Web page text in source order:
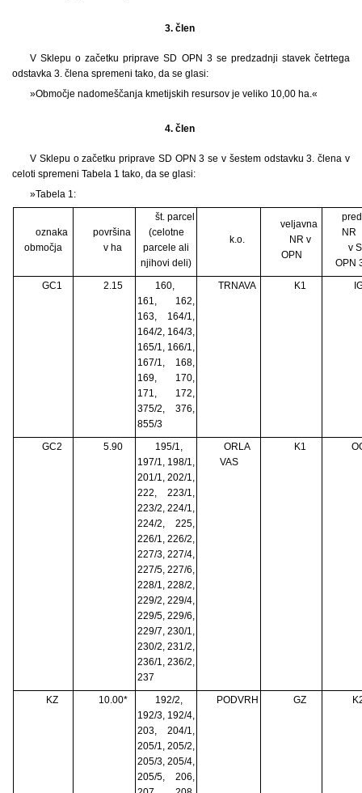
3. člen
V Sklepu o začetku priprave SD OPN 3 se predzadnji stavek četrtega
odstavka 3. člena spremeni tako, da se glasi:
»Območje nadomeščanja kmetijskih resursov je veliko 10,00 ha.«
4. člen
V Sklepu o začetku priprave SD OPN 3 se v šestem odstavku 3. člena v
celoti spremeni Tabela 1 tako, da se glasi:
»Tabela 1:
oznaka
območja
površina
v ha
št. parcel
(celotne
parcele ali
njihovi deli)
k.o.
veljavna
NR v
OPN
NR
v
OPN
GC1
2.15
160,
161, 162,
163, 164/1,
164/2, 164/3,
165/1, 166/1,
167/1, 168,
169, 170,
171, 172,
375/2, 376,
855/3
TRNAVA K1
GC2 5.90
195/1,
197/1, 198/1,
201/1, 202/1,
222, 223/1,
223/2, 224/1,
224/2, 225,
226/1, 226/2,
227/3, 227/4,
227/5, 227/6,
228/1, 228/2,
229/2, 229/4,
229/5, 229/6,
229/7, 230/1,
230/2, 231/2,
236/1, 236/2,
237
ORLA
VAS
K1
KZ 10.00*
192/2,
192/3, 192/4,
203, 204/1,
205/1, 205/2,
205/3, 205/4,
205/5, 206,
PODVRH GZ